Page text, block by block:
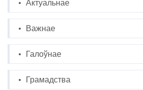
Актуальнае
Важнае
Галоўнае
Грамадства